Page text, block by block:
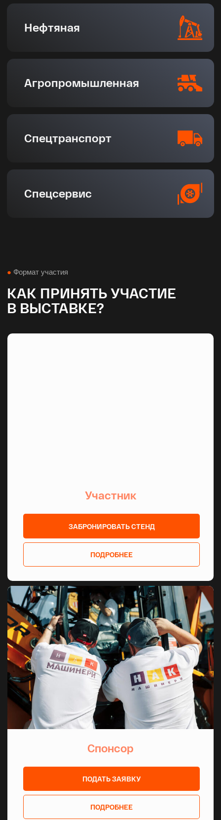
Участник
ЗАБРОНИРОВАТЬ СТЕНД
ПОДРОБНЕЕ
Спонсор
ПОДАТЬ ЗАЯВКУ
ПОДРОБНЕЕ
85%
млн гектаров леса
360 000
км протяженность дорог
14
регионов
65%
авиастроения
Доля промышленного производства ПФО
от общероссийского объема
ПРИВОЛЖСКИЙ
ФЕДЕРАЛЬНЫЙ ОКРУГ
В ЦИФРАХ